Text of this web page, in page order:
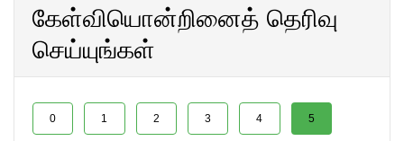
கேள்வியொன்றினைத் தெரிவு
செய்யுங்கள்
0 1 2 3 4 5